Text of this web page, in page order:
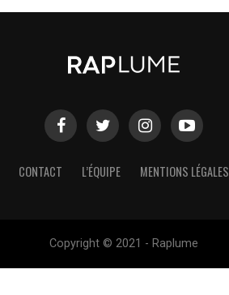
CONTACT L’ÉQUIPE MENTIONS LÉGALES
Copyright © 2021 - Raplume